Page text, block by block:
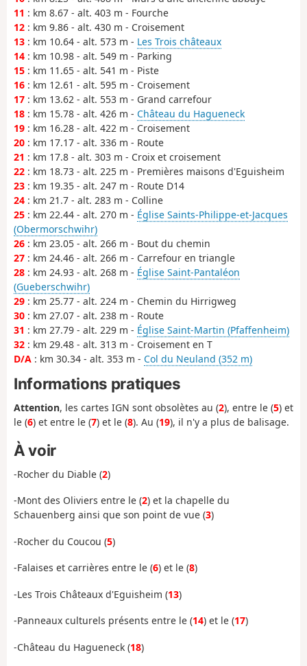
11 : km 8.67 - alt. 403 m - Fourche
12 : km 9.86 - alt. 430 m - Croisement
13 : km 10.64 - alt. 573 m - Les Trois châteaux
14 : km 10.98 - alt. 549 m - Parking
15 : km 11.65 - alt. 541 m - Piste
16 : km 12.61 - alt. 595 m - Croisement
17 : km 13.62 - alt. 553 m - Grand carrefour
18 : km 15.78 - alt. 426 m - Château du Hagueneck
19 : km 16.28 - alt. 422 m - Croisement
20 : km 17.17 - alt. 336 m - Route
21 : km 17.8 - alt. 303 m - Croix et croisement
22 : km 18.73 - alt. 225 m - Premières maisons d'Eguisheim
23 : km 19.35 - alt. 247 m - Route D14
24 : km 21.7 - alt. 283 m - Colline
25 : km 22.44 - alt. 270 m - Église Saints-Philippe-et-Jacques
(Obermorschwihr)
26 : km 23.05 - alt. 266 m - Bout du chemin
27 : km 24.46 - alt. 266 m - Carrefour en triangle
28 : km 24.93 - alt. 268 m - Église Saint-Pantaléon
(Gueberschwihr)
29 : km 25.77 - alt. 224 m - Chemin du Hirrigweg
30 : km 27.07 - alt. 238 m - Route
31 : km 27.79 - alt. 229 m - Église Saint-Martin (Pfaffenheim)
32 : km 29.48 - alt. 313 m - Croisement en T
D/A : km 30.34 - alt. 353 m - Col du Neuland (352 m)
Informations pratiques
Attention, les cartes IGN sont obsolètes au (2), entre le (5) et
le (6) et entre le (7) et le (8). Au (19), il n'y a plus de balisage.
À voir
-Rocher du Diable (2)
-Mont des Oliviers entre le (2) et la chapelle du
Schauenberg ainsi que son point de vue (3)
-Rocher du Coucou (5)
-Falaises et carrières entre le (6) et le (8)
-Les Trois Châteaux d'Eguisheim (13)
-Panneaux culturels présents entre le (14) et le (17)
-Château du Hagueneck (18)